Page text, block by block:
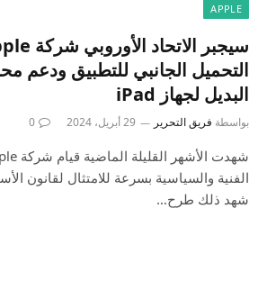
APPLE
التحميل الجانبي للتطبيق ودعم
البديل لجهاز iPad
بواسطة فريق التحرير 29 أبريل، 2024 0
الفنية والسياسية بسرعة للامتثال لقانون
شهد ذلك طرح…